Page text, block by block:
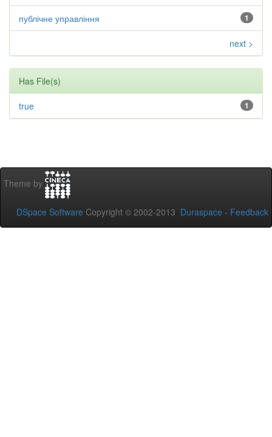
1
публічне управління
next >
Has File(s)
1
true
Theme by
DSpace Software Copyright © 2002-2013 Duraspace - Feedback